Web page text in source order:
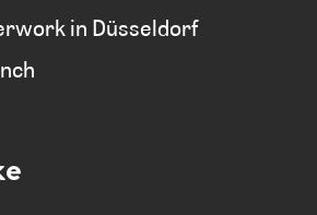
in Düsseldorf